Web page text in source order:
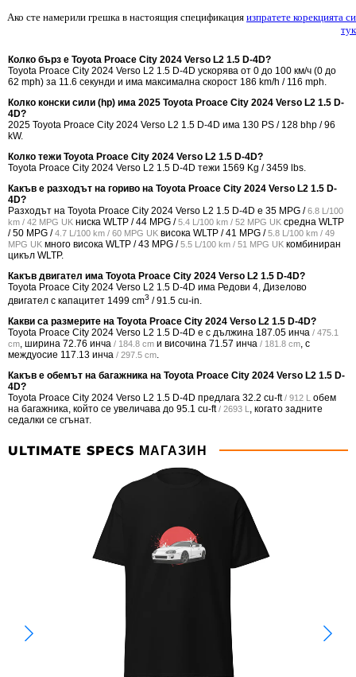
Ако сте намерили грешка в настоящия спецификация изпратете корекцията си
тук
Колко бърз е Toyota Proace City 2024 Verso L2 1.5 D-4D?
Toyota Proace City 2024 Verso L2 1.5 D-4D ускорява от 0 до 100 км/ч (0 до
62 mph) за 11.6 секунди и има максимална скорост 186 km/h / 116 mph.
Колко конски сили (hp) има 2025 Toyota Proace City 2024 Verso L2 1.5 D-
4D?
2025 Toyota Proace City 2024 Verso L2 1.5 D-4D има 130 PS / 128 bhp / 96
kW.
Колко тежи Toyota Proace City 2024 Verso L2 1.5 D-4D?
Toyota Proace City 2024 Verso L2 1.5 D-4D тежи 1569 Kg / 3459 lbs.
Какъв е разходът на гориво на Toyota Proace City 2024 Verso L2 1.5 D-
4D?
Разходът на Toyota Proace City 2024 Verso L2 1.5 D-4D е 35 MPG /6.8 L/100
km / 42 MPG UK ниска WLTP /44 MPG /5.4 L/100 km / 52 MPG UK средна WLTP
/50 MPG /4.7 L/100 km / 60 MPG UK висока WLTP /41 MPG /5.8 L/100 km / 49
MPG UK много висока WLTP /43 MPG /5.5 L/100 km / 51 MPG UK комбиниран
цикъл WLTP.
Какъв двигател има Toyota Proace City 2024 Verso L2 1.5 D-4D?
Toyota Proace City 2024 Verso L2 1.5 D-4D има Редови 4, Дизелово
двигател с капацитет 1499 cm3 / 91.5 cu-in.
Какви са размерите на Toyota Proace City 2024 Verso L2 1.5 D-4D?
Toyota Proace City 2024 Verso L2 1.5 D-4D е с дължина 187.05 инча / 475.1
cm , ширина 72.76 инча / 184.8 cm и височина 71.57 инча / 181.8 cm , с
междуосие 117.13 инча / 297.5 cm
Какъв е обемът на багажника на Toyota Proace City 2024 Verso L2 1.5 D-
4D?
Toyota Proace City 2024 Verso L2 1.5 D-4D предлага 32.2 cu-ft / 912 L обем
на багажника, който се увеличава до 95.1 cu-ft / 2693 L
, когато задните
седалки се сгънат.
ULTIMATE SPECS МАГАЗИН